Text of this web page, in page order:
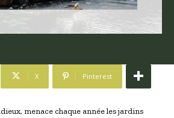
X Pinterest
menace chaque année les jardins